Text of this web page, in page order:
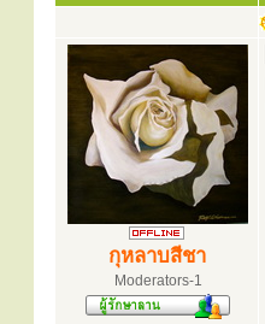
กุหลาบสีชา
Moderators-1